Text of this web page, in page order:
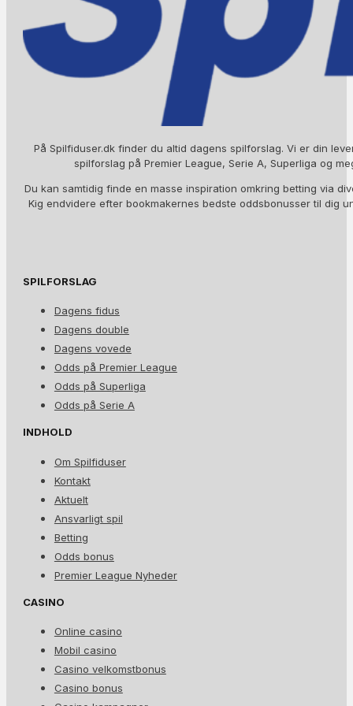
På Spilfiduser.dk finder du altid dagens spilforslag. Vi er din
spilforslag på Premier League, Serie A, Superliga og
Du kan samtidig finde en masse inspiration omkring betting via
Kig endvidere efter bookmakernes bedste oddsbonusser til dig
SPILFORSLAG
Dagens fidus
Dagens double
Dagens vovede
Odds på Premier League
Odds på Superliga
Odds på Serie A
INDHOLD
Om Spilfiduser
Kontakt
Aktuelt
Ansvarligt spil
Betting
Odds bonus
Premier League Nyheder
CASINO
Online casino
Mobil casino
Casino velkomstbonus
Casino bonus